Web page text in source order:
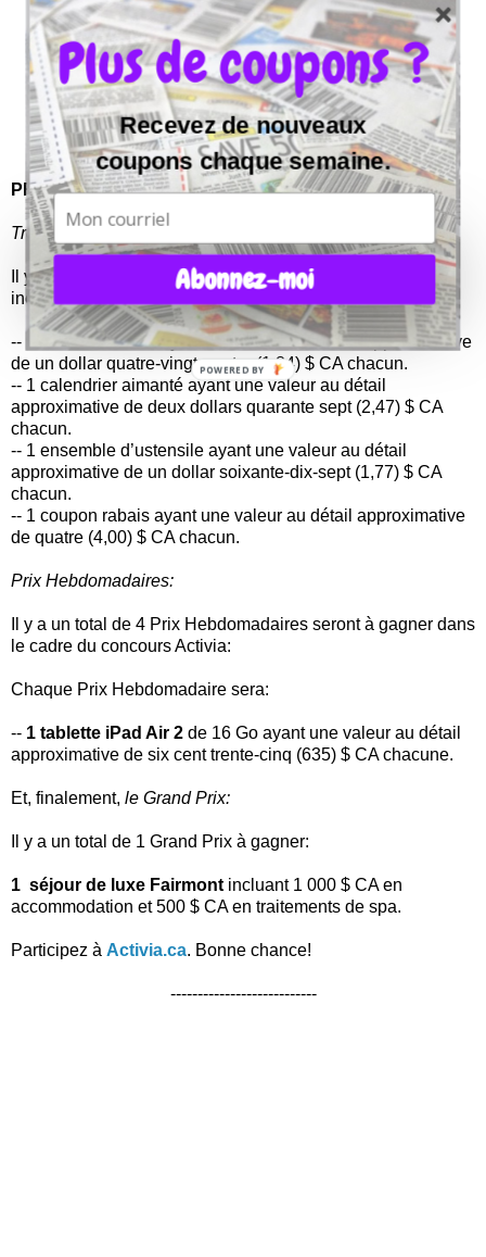
PRIX:
Trousses de départ:
Il y a un total de 100 trousses de départ
incluent:
-- 1 sac réutilisable ayant une valeur au détail approximative
de un dollar quatre-vingt-quatre (1,84) $ CA chacun.
-- 1 calendrier aimanté ayant une valeur au détail
approximative de deux dollars quarante sept (2,47) $ CA
chacun.
-- 1 ensemble d’ustensile ayant une valeur au détail
approximative de un dollar soixante-dix-sept (1,77) $ CA
chacun.
-- 1 coupon rabais ayant une valeur au détail approximative
de quatre (4,00) $ CA chacun.
Prix Hebdomadaires:
Il y a un total de 4 Prix Hebdomadaires seront à gagner dans
le cadre du concours Activia:
Chaque Prix Hebdomadaire sera:
-- 1 tablette iPad Air 2 de 16 Go ayant une valeur au détail
approximative de six cent trente-cinq (635) $ CA chacune.
Et, finalement, le Grand Prix:
Il y a un total de 1 Grand Prix à gagner:
1 séjour de luxe Fairmont incluant 1 000 $ CA en
accommodation et 500 $ CA en traitements de spa.
Participez à Activia.ca. Bonne chance!
---------------------------
Abonnez-moi
Plus de coupons ?
Recevez de nouveaux
coupons chaque semaine.
POWERED BY